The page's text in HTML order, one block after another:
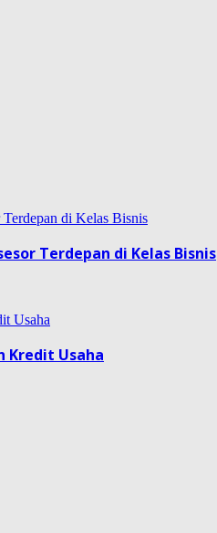
Terdepan di Kelas Bisnis
Kredit Usaha